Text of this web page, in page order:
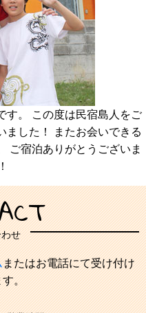
す。 この度は民宿島人をご
ました！ またお会いできる
ご宿泊ありがとうございま
せ
またはお電話にて受け付け
す。